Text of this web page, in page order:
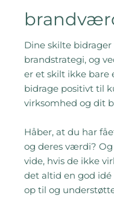
Dine skilte
brandstrategi, og
er et skilt ikke bare
bidrage positivt til
virksomhed og dit
Håber, at du har
og deres værdi?
vide, hvis de ikke
det altid en god idé
op til og